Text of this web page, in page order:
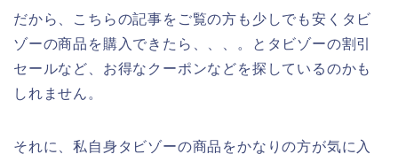
だから、こちらの記事をご覧の方も少しでも安くタビ
ゾーの商品を購入できたら、、、。とタビゾーの割引
セールなど、お得なクーポンなどを探しているのかも
しれません。
それに、私自身タビゾーの商品をかなりの方が気に入